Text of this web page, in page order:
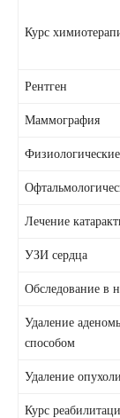
Курс
Рентген
Маммография
Лечение
УЗИ сердца
Обследование в
Удаление
способом
Удаление
Курс